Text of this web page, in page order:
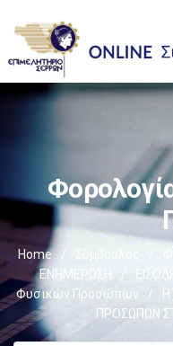
Home / Σύμβουλος
ΕΝΗΜΕΡΩΣΗ
/
Φυσικών Προσώπων
/
ΠΡΟΣΩΠΩΝ